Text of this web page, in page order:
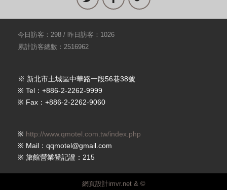
今日訪客：298 / 昨日訪客：1026
累計訪客總數：2516962
※ 新北市土城區中華路一段56巷38號
※ Tel：+886-2-2262-9999
※ Fax：+886-2-2262-9060
※ http://www.qmotel.com.tw/index.php
※ Mail：qqmotel@gmail.com
※ 旅館營業登記證：215
網頁設計imvr.net & ©